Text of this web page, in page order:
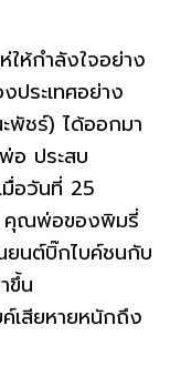
ให้กำลังใจอย่าง
ประเทศอย่าง
ชร์) ได้ออกมา
อ ประสบ
มื่อวันที่ 25
คุณพ่อของพิมรี่
ยนต์บิ๊กไบค์ชนกับ
ขึ้น
เสียหายหนักถึง